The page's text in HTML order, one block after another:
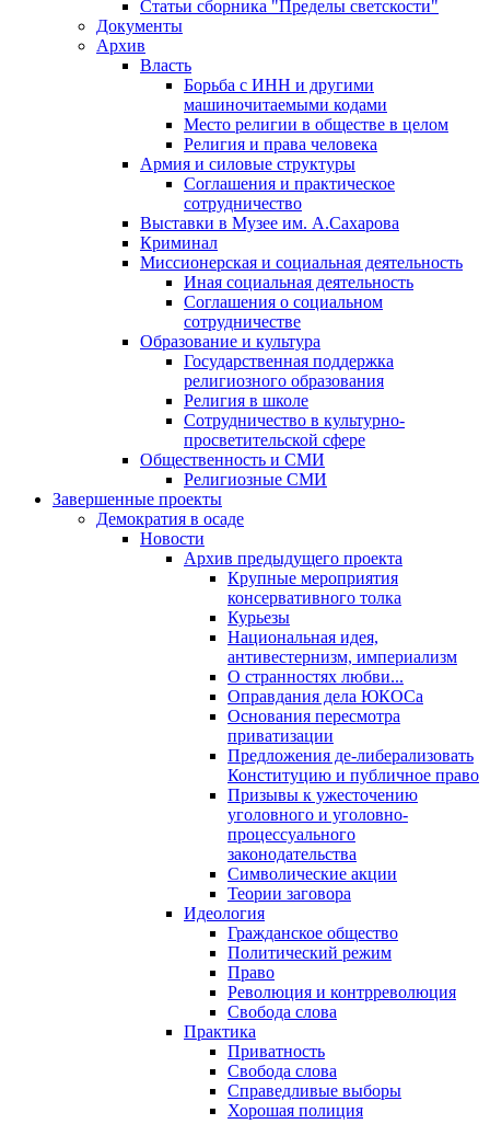
Статьи сборника "Пределы светскости"
Документы
Архив
Власть
Борьба с ИНН и другими
машиночитаемыми кодами
Место религии в обществе в целом
Религия и права человека
Армия и силовые структуры
Соглашения и практическое
сотрудничество
Выставки в Музее им. А.Сахарова
Криминал
Миссионерская и социальная деятельность
Иная социальная деятельность
Соглашения о социальном
сотрудничестве
Образование и культура
Государственная поддержка
религиозного образования
Религия в школе
Сотрудничество в культурно-
просветительской сфере
Общественность и СМИ
Религиозные СМИ
Завершенные проекты
Демократия в осаде
Новости
Архив предыдущего проекта
Крупные мероприятия
консервативного толка
Курьезы
Национальная идея,
антивестернизм, империализм
О странностях любви...
Оправдания дела ЮКОСа
Основания пересмотра
приватизации
Предложения де-либерализовать
Конституцию и публичное право
Призывы к ужесточению
уголовного и уголовно-
процессуального
законодательства
Символические акции
Теории заговора
Идеология
Гражданское общество
Политический режим
Право
Революция и контрреволюция
Свобода слова
Практика
Приватность
Свобода слова
Справедливые выборы
Хорошая полиция